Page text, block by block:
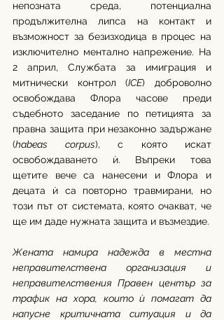
непозната среда, потенциална
продължителна липса на контакт и
възможност за безизходица в процес на
изключително ментално напрежение. На
2 април, Службата за имиграция и
митнически контрол (ICE) доброволно
освобождава Флора часове преди
съдебното заседание по петицията за
правна защита при незаконно задържане
(habeas corpus), с която искат
освобождаването ѝ. Въпреки това
щетите вече са нанесени и Флора и
децата ѝ са повторно травмирани, но
този път от системата, която очакват, че
ще им даде нужната защита и възмездие.
Жената намира надежда в местна
неправителствена организация и
неправителствения Правен център за
трафик на хора, които ѝ помагат да
напусне критичната ситуация и да